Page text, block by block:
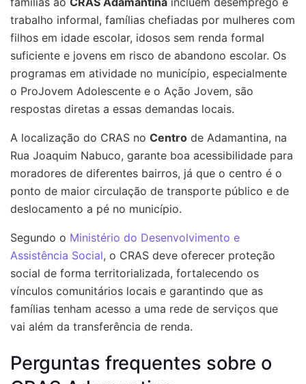
trabalho informal, famílias chefiadas por mulheres com
filhos em idade escolar, idosos sem renda formal
suficiente e jovens em risco de abandono escolar. Os
programas em atividade no município, especialmente
o ProJovem Adolescente e o Ação Jovem, são
respostas diretas a essas demandas locais.
A localização do CRAS no Centro de Adamantina, na
Rua Joaquim Nabuco, garante boa acessibilidade para
moradores de diferentes bairros, já que o centro é o
ponto de maior circulação de transporte público e de
deslocamento a pé no município.
Segundo o Ministério do Desenvolvimento e
Assistência Social, o CRAS deve oferecer proteção
social de forma territorializada, fortalecendo os
vínculos comunitários locais e garantindo que as
famílias tenham acesso a uma rede de serviços que
vai além da transferência de renda.
Perguntas frequentes sobre o